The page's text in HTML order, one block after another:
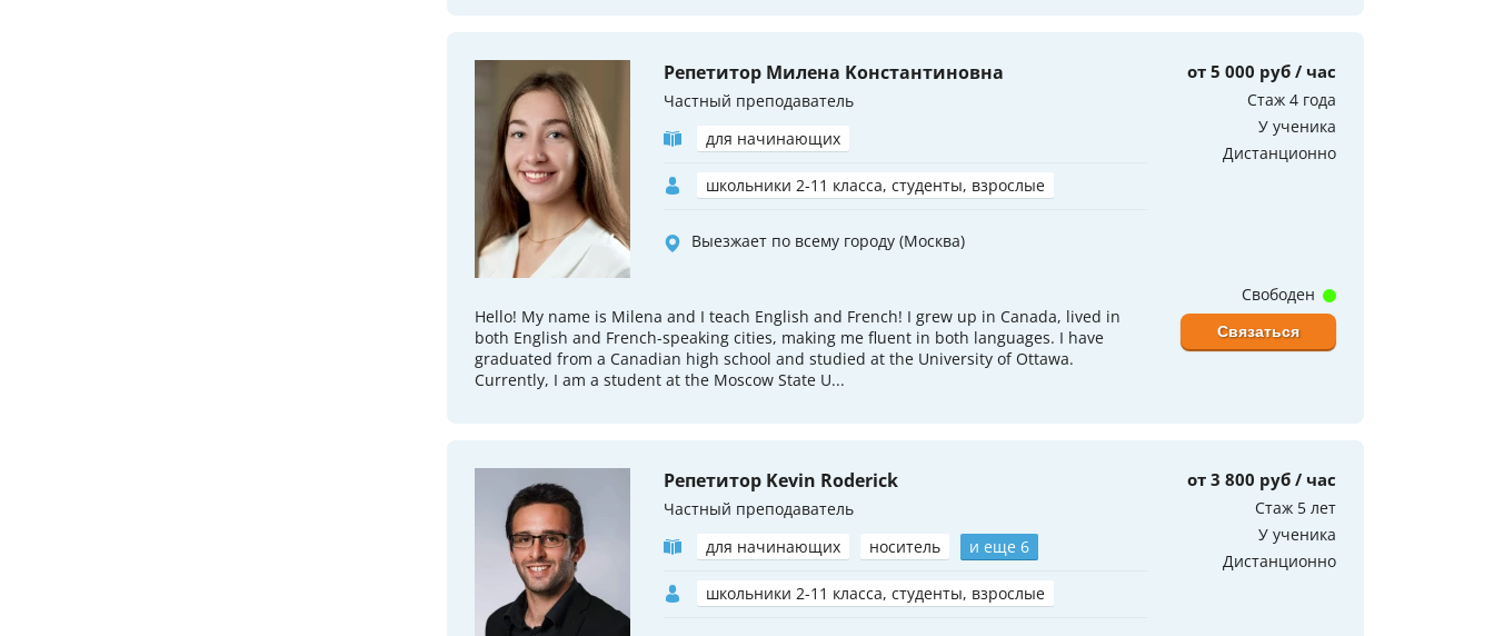
Репетитор Милена Koнстантиновна
Частный преподаватель
для начинающих
школьники 2-11 класса, студенты, взрослые
Выезжает по всему городу (Москва)
от 5 000 руб / час
Стаж 4 года
У ученика
Дистанционно
Hello! My name is Milena and I teach English and French! I grew up in Canada, lived in
both English and French-speaking cities, making me fluent in both languages. I have
graduated from a Canadian high school and studied at the University of Ottawa.
Currently, I am a student at the Moscow State U...
Свободен
Связаться
Репетитор Kevin Roderick
Частный преподаватель
для начинающих
носитель и еще 6
школьники 2-11 класса, студенты, взрослые
от 3 800 руб / час
Стаж 5 лет
У ученика
Дистанционно